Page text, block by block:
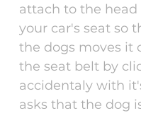
attach to the head
your car's seat so
the dogs moves it
the seat belt by
accidentaly with
asks that the dog